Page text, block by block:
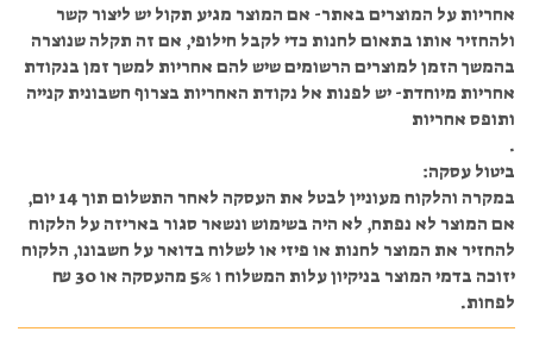
אחריות על המוצרים באתר- אם המוצר מגיע תקול יש ליצור קשר
ולהחזיר אותו בתאום לחנות כדי לקבל חילופי, אם זה תקלה שנוצרה
בהמשך הזמן למוצרים הרשומים שיש להם אחריות למשך זמן בנקודת
אחריות מיוחדת- יש לפנות אל נקודת האחריות בצרוף חשבונית קנייה
ותופס אחריות
.
ביטול עסקה:
במקרה והלקוח מעוניין לבטל את העסקה לאחר התשלום תוך 14 יום,
אם המוצר לא נפתח, לא היה בשימוש ונשאר סגור באריזה על הלקוח
להחזיר את המוצר לחנות או פיזי או לשלוח בדואר על חשבונו, הלקוח
יזוכה בדמי המוצר בניקיון עלות המשלוח ו 5% מהעסקה או 30 ₪
לפחות.